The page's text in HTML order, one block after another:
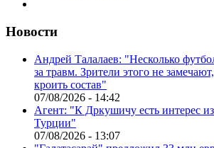
Новости
Андрей Талалаев: "Несколько
за травм. Зрители этого не
кроить состав"
07/08/2026 - 14:42
Агент: "К Дркушичу есть интерес
Турции"
07/08/2026 - 13:07